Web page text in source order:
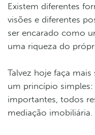
Existem diferentes
visões e diferentes
ser encarado como
uma riqueza do
Talvez hoje faça
um princípio
importantes, todos
mediação imobiliária.